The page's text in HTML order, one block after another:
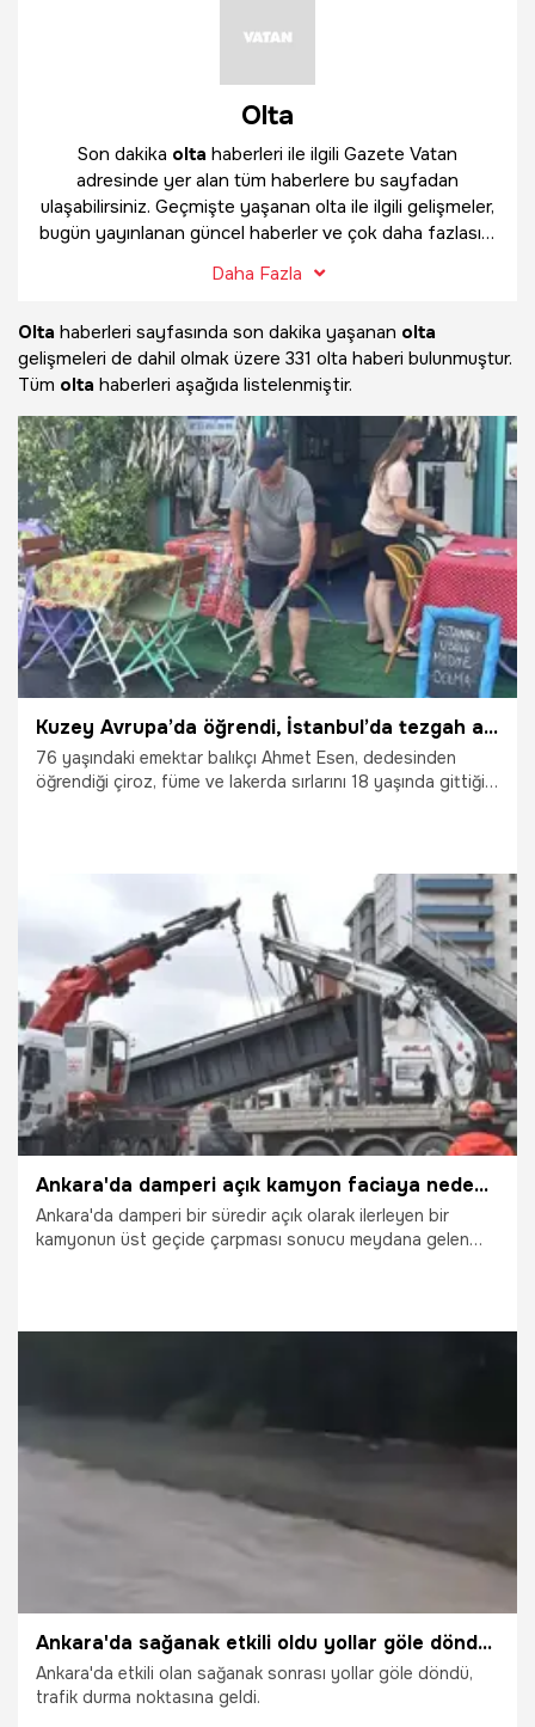
Olta
Son dakika olta haberleri ile ilgili Gazete Vatan
adresinde yer alan tüm haberlere bu sayfadan
ulaşabilirsiniz. Geçmişte yaşanan olta ile ilgili gelişmeler,
bugün yayınlanan güncel haberler ve çok daha fazlasını
Daha Fazla
Olta haberleri sayfasında son dakika yaşanan olta
gelişmeleri de dahil olmak üzere 331 olta haberi bulunmuştur.
Tüm olta haberleri aşağıda listelenmiştir.
Kuzey Avrupa’da öğrendi, İstanbul’da tezgah açtı! Sırrını kızıyla paylaştı şimdi siparişlere yetişemiyorlar
76 yaşındaki emektar balıkçı Ahmet Esen, dedesinden
öğrendiği çiroz, füme ve lakerda sırlarını 18 yaşında gittiği
23.06.2026 Gündem
Ankara'da damperi açık kamyon faciaya neden oldu
Ankara'da damperi bir süredir açık olarak ilerleyen bir
kamyonun üst geçide çarpması sonucu meydana gelen
Ankara
Ankara'da sağanak etkili oldu yollar göle döndü, trafik durma noktasına geldi
Ankara'da etkili olan sağanak sonrası yollar göle döndü,
trafik durma noktasına geldi.